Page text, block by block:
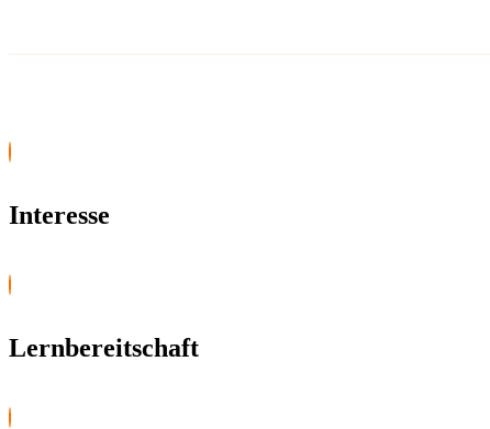
Interesse
Lernbereitschaft